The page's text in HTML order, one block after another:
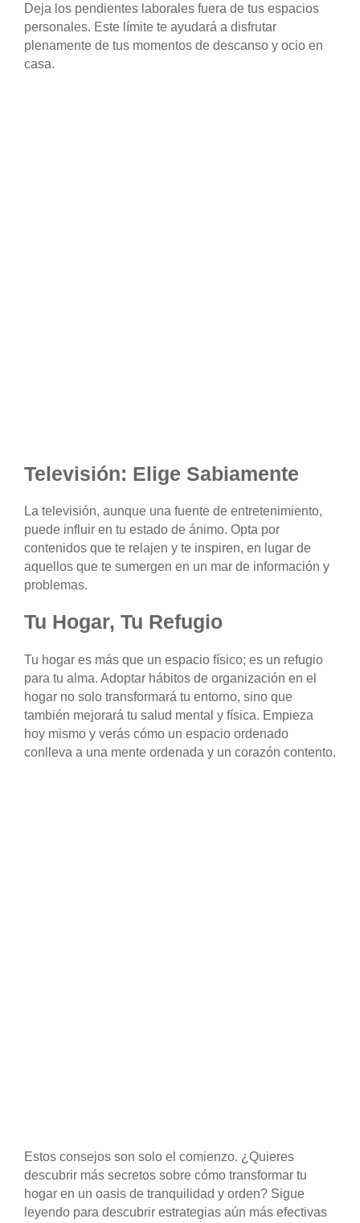
Deja los pendientes laborales fuera de tus espacios
personales. Este límite te ayudará a disfrutar
plenamente de tus momentos de descanso y ocio en
casa.
Televisión: Elige Sabiamente
La televisión, aunque una fuente de entretenimiento,
puede influir en tu estado de ánimo. Opta por
contenidos que te relajen y te inspiren, en lugar de
aquellos que te sumergen en un mar de información y
problemas.
Tu Hogar, Tu Refugio
Tu hogar es más que un espacio físico; es un refugio
para tu alma. Adoptar hábitos de organización en el
hogar no solo transformará tu entorno, sino que
también mejorará tu salud mental y física. Empieza
hoy mismo y verás cómo un espacio ordenado
conlleva a una mente ordenada y un corazón contento.
Estos consejos son solo el comienzo. ¿Quieres
descubrir más secretos sobre cómo transformar tu
hogar en un oasis de tranquilidad y orden? Sigue
leyendo para descubrir estrategias aún más efectivas